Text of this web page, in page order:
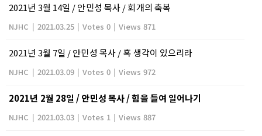
2021년 3월 14일 / 안민성 목사 / 회개의 축복
NJHC | 2021.03.25 | Votes 0 | Views 871
2021년 3월 7일 / 안민성 목사 / 혹 생각이 있으리라
NJHC | 2021.03.09 | Votes 0 | Views 972
2021년 2월 28일 / 안민성 목사 / 힘을 들여 일어나기
NJHC | 2021.03.03 | Votes 1 | Views 887